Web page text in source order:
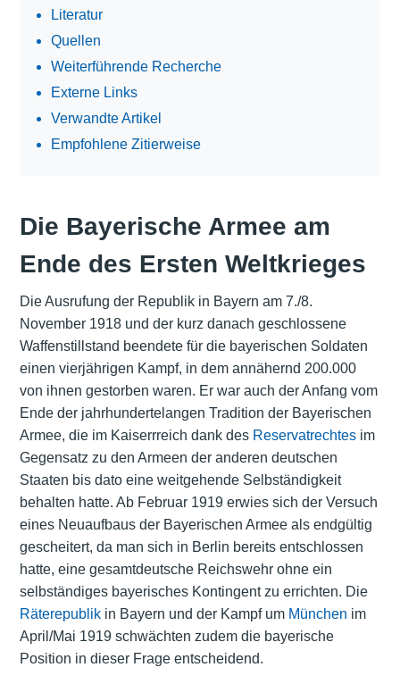
Literatur
Quellen
Weiterführende Recherche
Externe Links
Verwandte Artikel
Empfohlene Zitierweise
Die Bayerische Armee am
Ende des Ersten Weltkrieges
Die Ausrufung der Republik in Bayern am 7./8.
November 1918 und der kurz danach geschlossene
Waffenstillstand beendete für die bayerischen Soldaten
einen vierjährigen Kampf, in dem annähernd 200.000
von ihnen gestorben waren. Er war auch der Anfang vom
Ende der jahrhundertelangen Tradition der Bayerischen
Armee, die im Kaiserrreich dank des Reservatrechtesim
Gegensatz zu den Armeen der anderen deutschen
Staaten bis dato eine weitgehende Selbständigkeit
behalten hatte. Ab Februar 1919 erwies sich der Versuch
eines Neuaufbaus der Bayerischen Armee als endgültig
gescheitert, da man sich in Berlin bereits entschlossen
hatte, eine gesamtdeutsche Reichswehr ohne ein
selbständiges bayerisches Kontingent zu errichten. Die
Räterepublikin Bayern und der Kampf um München im
April/Mai 1919 schwächten zudem die bayerische
Position in dieser Frage entscheidend.